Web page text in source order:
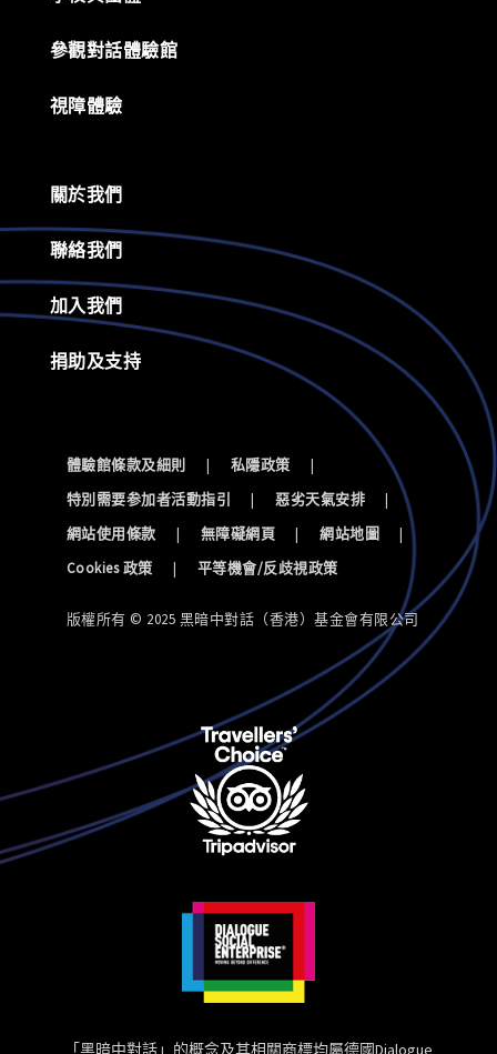
參觀對話體驗館
視障體驗
關於我們
聯絡我們
加入我們
捐助及支持
體驗館條款及細則 私隱政策
特別需要参加者活動指引
惡劣天氣安排
網站使用條款
無障礙網頁 網站地圖
Cookies 政策
平等機會/反歧視政策
版權所有 © 2025 黑暗中對話（香港）基金會有限公司
「黑暗中對話」的概念及其相關商標均屬德國Dialogue